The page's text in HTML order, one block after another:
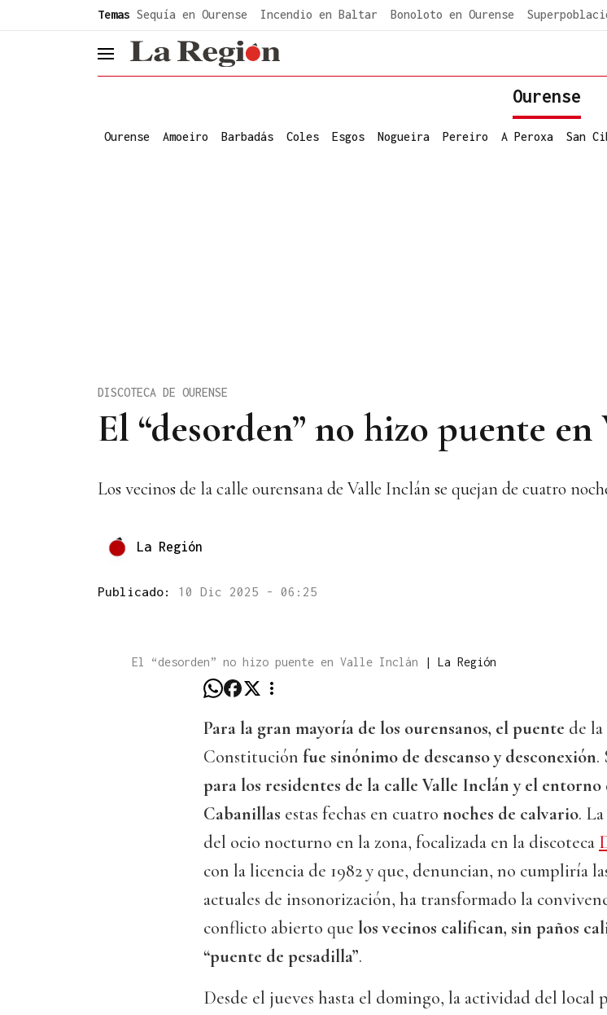
Temas Sequía en Ourense Incendio en Baltar Bonoloto en Ourense
header.menu.open
Ourense
Ourense Amoeiro Barbadás Coles Esgos Nogueira Pereiro A Peroxa San
El “desorden” no hizo puente
DISCOTECA DE OURENSE
Los vecinos de la calle ourensana de Valle Inclán se quejan de cuatro
La Región
Publicado: 10 Dic 2025 - 06:25
El “desorden” no hizo puente en Valle Inclán | La Región
Para la gran mayoría de los ourensanos, el puente de la
Constitución fue sinónimo de descanso y desconexión.
para los residentes de la calle Valle Inclán y el entorno
Cabanillas estas fechas en cuatro noches de calvario.
del ocio nocturno en la zona, focalizada en la discoteca
con la licencia de 1982 y que, denuncian, no cumpliría
actuales de insonorización, ha transformado la
conflicto abierto que los vecinos califican, sin paños
“puente de pesadilla”.
Desde el jueves hasta el domingo, la actividad del local